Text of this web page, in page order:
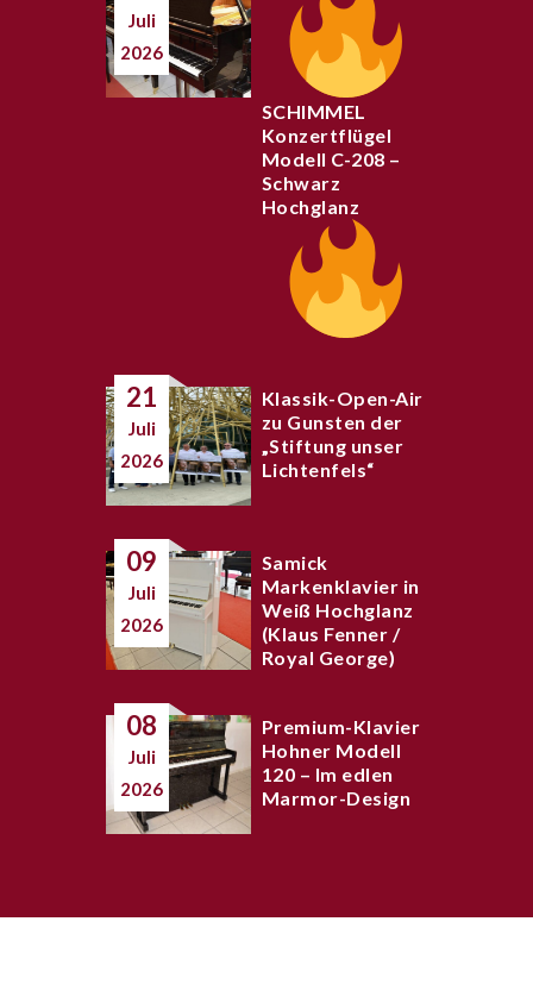
Juli
2026
SCHIMMEL
Konzertflügel
Modell C-208 –
Schwarz
Hochglanz
21
Juli
2026
Klassik-Open-Air
zu Gunsten der
„Stiftung unser
Lichtenfels“
09
Juli
2026
Samick
Markenklavier in
Weiß Hochglanz
(Klaus Fenner /
Royal George)
08
Juli
2026
Premium-Klavier
Hohner Modell
120 – Im edlen
Marmor-Design